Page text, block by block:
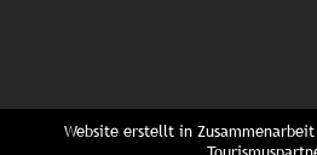
Website erstellt in